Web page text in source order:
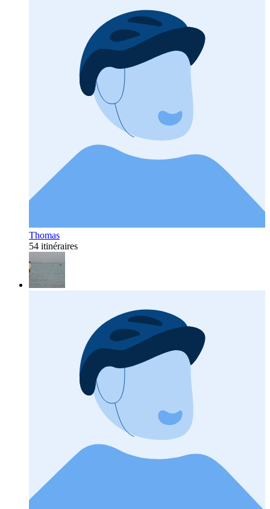
Thomas
54 itinéraires